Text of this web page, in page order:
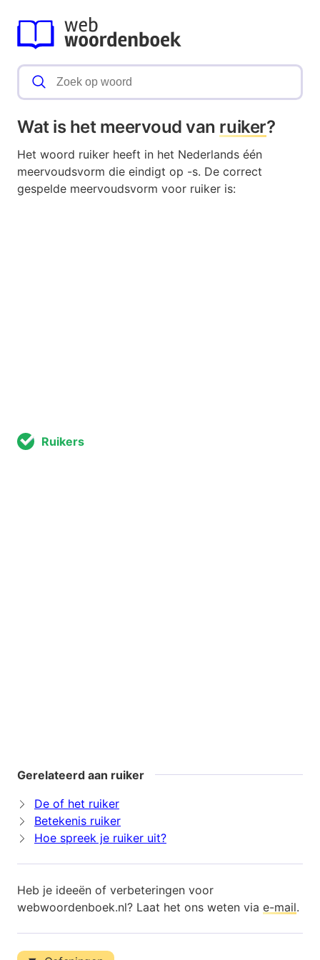
Wat is het meervoud van ruiker?
Het woord ruiker heeft in het Nederlands één
meervoudsvorm die eindigt op -s. De correct
gespelde meervoudsvorm voor ruiker is:
Ruikers
Gerelateerd aan ruiker
De of het ruiker
Betekenis ruiker
Hoe spreek je ruiker uit?
Heb je ideeën of verbeteringen voor
webwoordenboek.nl? Laat het ons weten via e-mail.